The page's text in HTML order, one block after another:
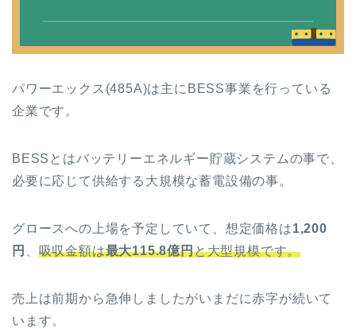
パワーエックス(485A)は主にBESS事業を行っている
企業です。
BESSとはバッテリーエネルギー貯蔵システムの事で、
必要に応じて供給する大規模な蓄電設備の事。
グロースへの上場を予定していて、想定価格は1,200
円
吸収金額は最大115.8億円と大型規模です。
売上は前期から急伸しましたがいまだに赤字が続いて
います。